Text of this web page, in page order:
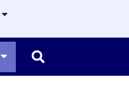
Buscar